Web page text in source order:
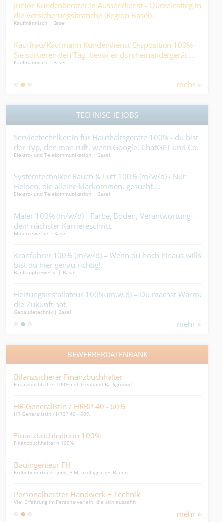
Junior Kundenberater:in Aussendienst - Quereinstieg in
die Versicherungsbranche (Region Basel).
Kaufmännisch | Basel
Kauffrau/Kaufmann Kundendienst-Disposition 100% –
Sie sortieren den Tag, bevor er durcheinandergerät....
Kaufmännisch | Basel
mehr »
TECHNISCHE JOBS
Servicetechniker:in für Haushaltsgeräte 100% - du bist
der Typ, den man ruft, wenn Google, ChatGPT und Co.
keine Lösung mehr weiss....
Elektro- und Telekommunikation | Basel
Systemtechniker Rauch & Luft 100% (m/w/d) - Nur
Helden, die alleine klarkommen, gesucht....
Elektro- und Telekommunikation | Basel
Maler 100% (m/w/d) - Farbe, Böden, Verantwortung –
dein nächster Karriereschritt.
Malergewerbe | Basel
Kranführer 100% (m/w/d) – Wenn du hoch hinaus willst,
bist du hier genau richtig!.
Bauhauptgewerbe | Basel
Heizungsinstallateur 100% (m,w,d) – Du machst Wärme,
die Zukunft hat.
Gebäudetechnik | Basel
mehr »
BEWERBERDATENBANK
Bilanzsicherer Finanzbuchhalter
Finanzbuchhalter 100% mit Treuhand-Background
HR Generalistin / HRBP 40 - 60%
HR Generalistin / HRBP 40 - 60%
Finanzbuchhalterin 100%
Finanzbuchhalterin 100%
Bauingenieur FH
Erdbebenertüchtigung, BIM, ökologisches Bauen
Personalberater Handwerk + Technik
Viel Erfahrung im Personalverleih, die sich auszahlt
mehr »